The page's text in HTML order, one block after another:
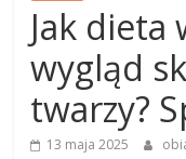
Jak dieta
wygląd
twarzy?
13 maja 2025